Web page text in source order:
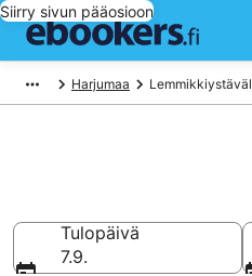
Siirry sivun pääosioon
Harjumaa
Tulopäivä
7.9.